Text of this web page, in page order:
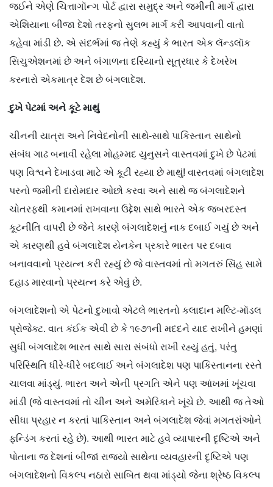
જઈને એણે ચિત્તાગૉન્ગ પોર્ટ દ્વારા સમુદ્ર અને જમીની માર્ગ દ્વારા
એશિયાના બીજા દેશો તરફનો સુલભ માર્ગ કરી આપવાની વાતો
કહેવા માંડી છે. એ સંદર્ભમાં જ તેણે કહ્યું કે ભારત એક લૅન્ડલૉક
સિચુએશનમાં છે અને બંગાળના દરિયાનો સૂત્રધાર કે દેખરેખ
કરનારો એકમાત્ર દેશ છે બંગલાદેશ.
દુખે પેટમાં અને કૂટે માથું
ચીનની યાત્રા અને નિવેદનોની સાથે-સાથે પાકિસ્તાન સાથેનો
સંબંધ ગાઢ બનાવી રહેલા મોહમ્મદ યુનુસને વાસ્તવમાં દુખે છે પેટમાં
પણ વિશ્વને દેખાડવા માટે એ કૂટી રહ્યા છે માથું! વાસ્તવમાં બંગલાદેશ
પરનો જમીની દારોમદાર ઓછો કરવા અને સાથે જ બંગલાદેશને
ચોતરફથી કમાનમાં રાખવાના ઉદ્દેશ સાથે ભારતે એક જબરદસ્ત
કૂટનીતિ વાપરી છે જેને કારણે બંગલાદેશનું નાક દબાઈ ગયું છે અને
એ કારણથી હવે બંગલાદેશ યેનકેન પ્રકારે ભારત પર દબાવ
બનાવવાનો પ્રયત્ન કરી રહ્યું છે જે વાસ્તવમાં તો મગતરું સિંહ સામે
દહાડ મારવાનો પ્રયત્ન કરે એવું છે.
બંગલાદેશનો એ પેટનો દુખાવો એટલે ભારતનો કલાદાન મલ્ટિ-મૉડલ
પ્રોજેક્ટ. વાત કંઈક એવી છે કે ૧૯૭૧ની મદદને યાદ રાખીને હમણાં
સુધી બંગલાદેશ ભારત સાથે સારા સંબંધો રાખી રહ્યું હતું, પરંતુ
પરિસ્થિતિ ધીરે-ધીરે બદલાઈ અને બંગલાદેશ પણ પાકિસ્તાનના રસ્તે
ચાલવા માંડ્યું. ભારત અને એની પ્રગતિ એને પણ આંખમાં ખૂંચવા
માંડી (જે વાસ્તવમાં તો ચીન અને અમેરિકાને ખૂંચે છે. આથી જ તેઓ
સીધા પ્રહાર ન કરતાં પાકિસ્તાન અને બંગલાદેશ જેવાં મગતરાંઓને
ફન્ડિંગ કરતાં રહે છે). આથી ભારત માટે હવે વ્યાપારની દૃષ્ટિએ અને
પોતાના જ દેશનાં બીજાં રાજ્યો સાથેના વ્યવહારની દૃષ્ટિએ પણ
બંગલાદેશનો વિકલ્પ નઠારો સાબિત થવા માંડ્યો જેના શ્રેષ્ઠ વિકલ્પ